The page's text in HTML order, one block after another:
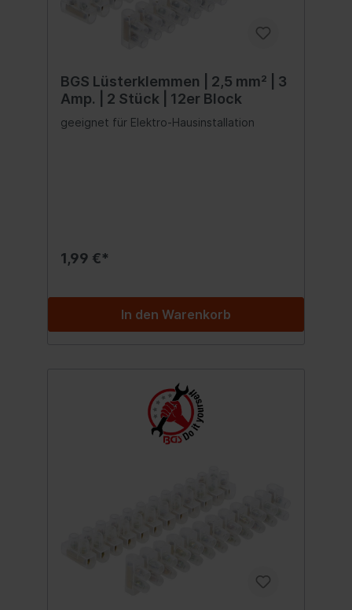
BGS Lüsterklemmen | 2,5 mm² | 3
Amp. | 2 Stück | 12er Block
geeignet für Elektro-Hausinstallation
1,99 €*
In den Warenkorb